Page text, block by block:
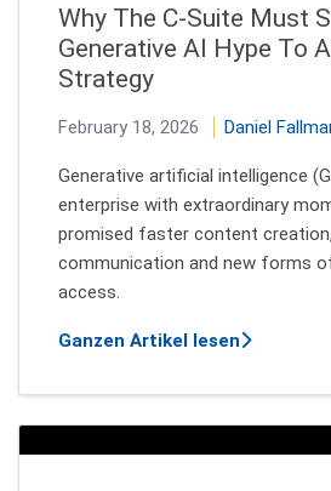
Why The C-Suite Must
Generative AI Hype To
Strategy
February 18, 2026 Daniel
Generative artificial intelligence
enterprise with extraordinary
promised faster content
communication and new forms
access.
Ganzen Artikel lesenüber